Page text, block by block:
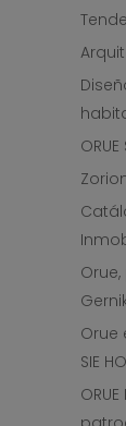
Orue
SIE